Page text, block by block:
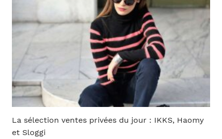
La sélection ventes privées du jour : IKKS, Haomy
et Sloggi